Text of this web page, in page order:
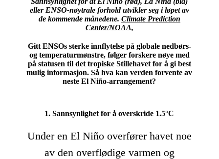
eller ENSO-nøytrale forhold utvikler seg i løpet av
de kommende månedene. Climate Prediction
Center/NOAA,
Gitt ENSOs sterke innflytelse på globale nedbørs-
og temperaturmønstre, følger forskere nøye med
på statusen til det tropiske Stillehavet for å gi best
mulig informasjon. Så hva kan verden forvente av
neste El Niño-arrangement?
1. Sannsynlighet for å overskride 1.5°C
Under en El Niño overfører havet noe
av den overflødige varmen og